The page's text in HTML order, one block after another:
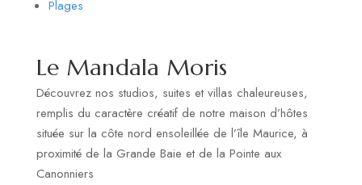
Plages
Le Mandala Moris
Découvrez nos studios, suites et villas chaleureuses,
remplis du caractère créatif de notre maison d’hôtes
située sur la côte nord ensoleillée de l’île Maurice, à
proximité de la Grande Baie et de la Pointe aux
Canonniers